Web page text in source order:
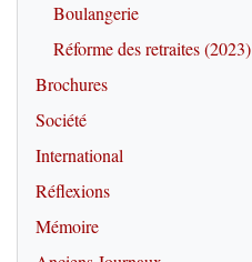
Boulangerie
Réforme des retraites (2023)
Brochures
Société
International
Réflexions
Mémoire